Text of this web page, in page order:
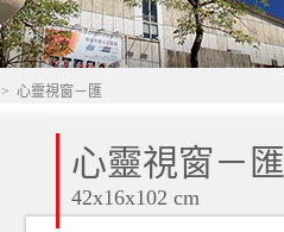
> 心靈視窗－匯
心靈視窗－匯
42x16x102 cm